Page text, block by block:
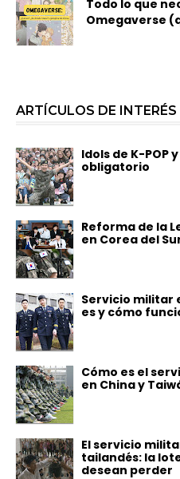
Todo lo que
Omegaverse
ARTÍCULOS DE INTERÉS
Idols de K-POP
obligatorio
Reforma de la
en Corea del
Servicio militar
es y cómo
Cómo es el
en China y
El servicio
tailandés: la
desean perder